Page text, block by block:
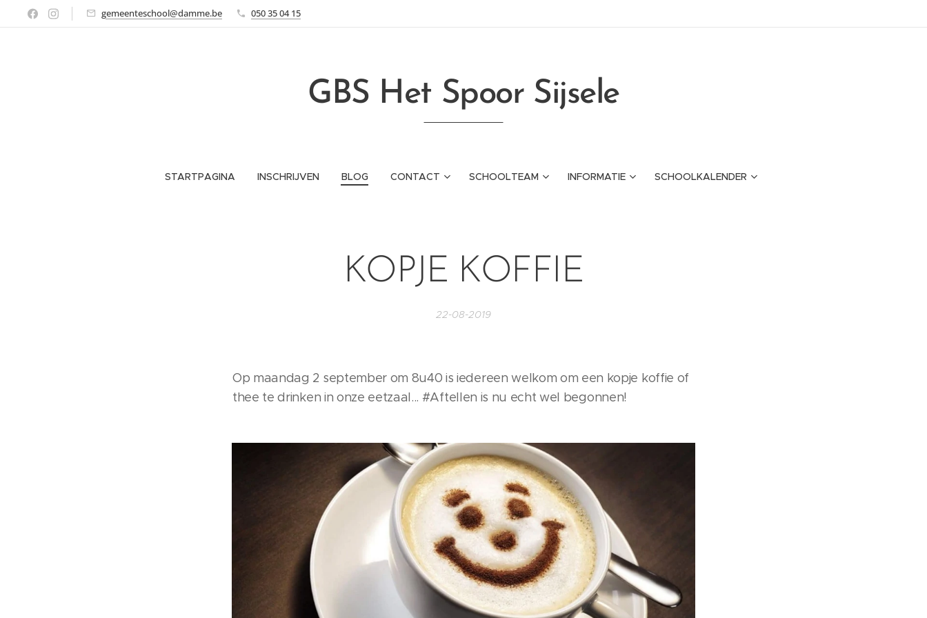
gemeenteschool@damme.be 050 35 04 15
GBS Het Spoor Sijsele
STARTPAGINA INSCHRIJVEN BLOG CONTACT SCHOOLTEAM INFORMATIE SCHOOLKALENDER
KOPJE KOFFIE
22-08-2019
Op maandag 2 september om 8u40 is iedereen welkom om een kopje koffie of
thee te drinken in onze eetzaal... #Aftellen is nu echt wel begonnen!